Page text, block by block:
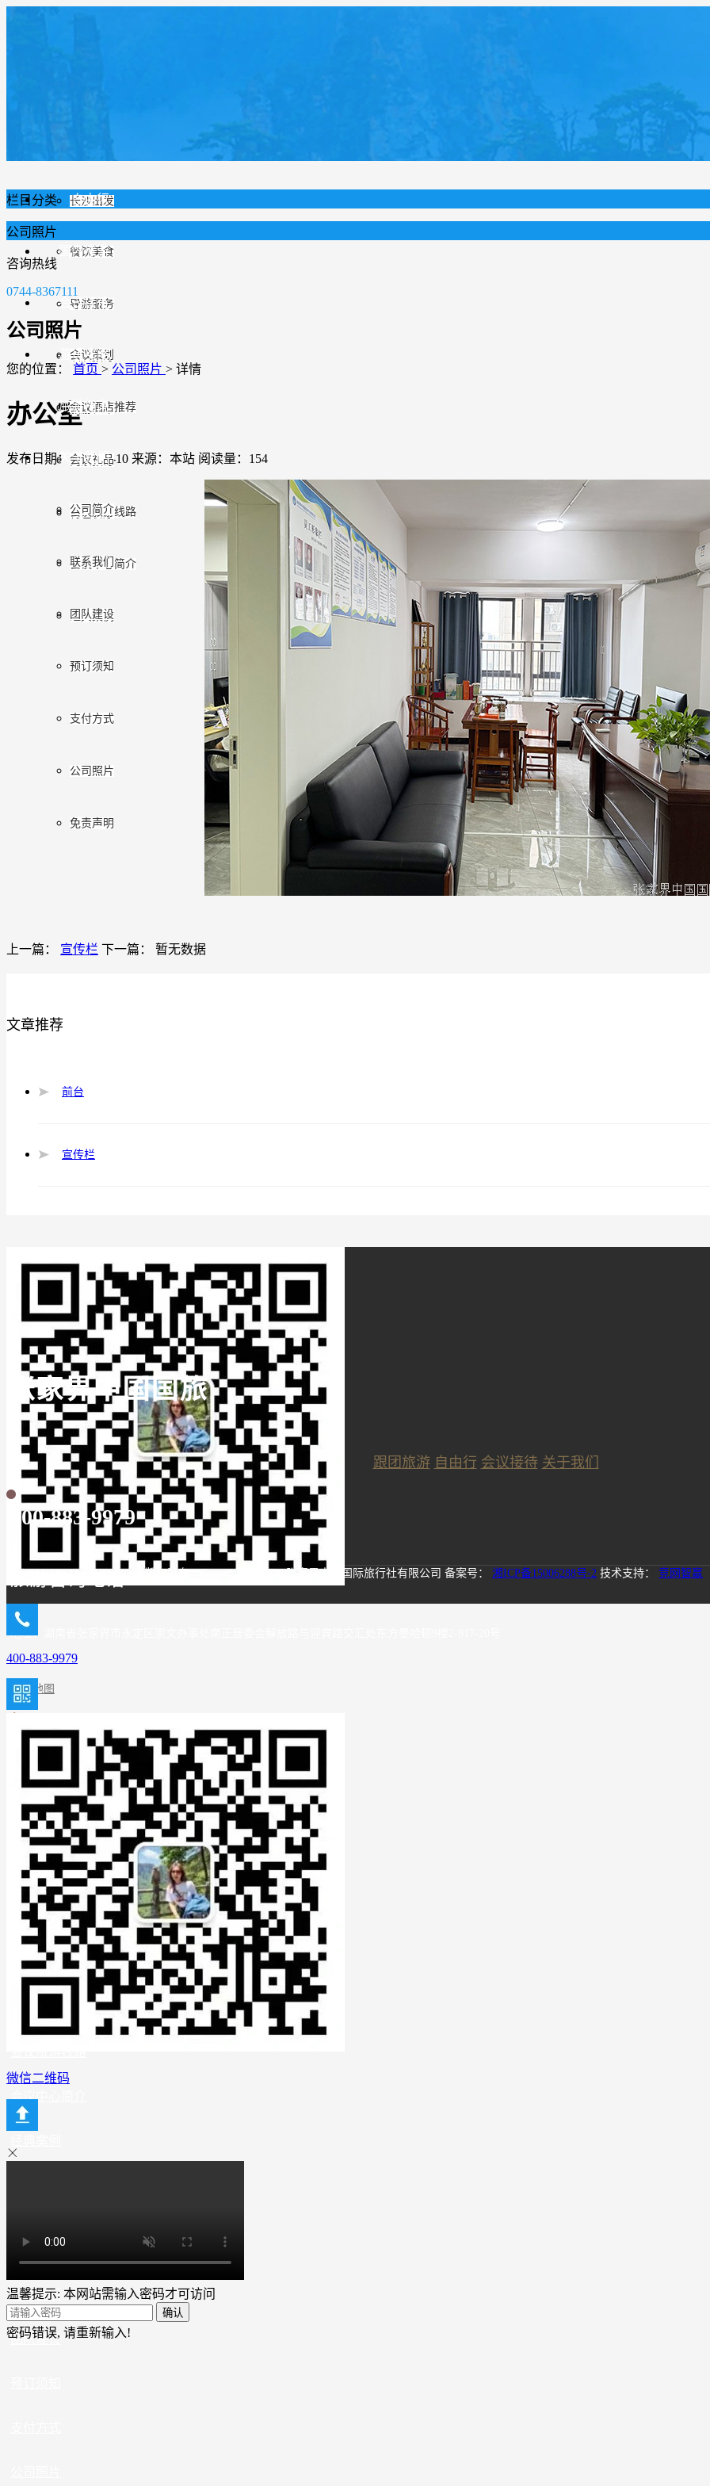
长沙出发
自由行
餐饮美食
导游服务
酒店预订
旅游租车
门票预订
特色餐厅
国内旅游
会议接待
会议策划
会议酒店推荐
会议礼品
会议旅游线路
会议中心简介
经典案例
游玩攻略
旅游指南
关于我们
公司简介
联系我们
团队建设
预订须知
支付方式
公司照片
免责声明
栏目分类
公司照片
咨询热线
0744-8367111
公司照片
您的位置： 首页 > 公司照片 > 详情
办公室
发布日期：2025-09-10 来源：本站 阅读量：154
上一篇： 宣传栏 下一篇： 暂无数据
文章推荐
前台
宣传栏
跟团旅游 自由行 会议接待 关于我们
400-883-9979
地址：湖南省张家界市永定区崇文办事处南正居委会解放路与迎宾路交汇处东方曼哈顿9楼2-917-20号
网站地图
湘公网安备 43080202000474号
张家界出发
长沙出发
会议策划
会议酒店推荐
会议中心简介
联系我们
免责声明
团队建设
版权所有：Copyright © 2026 张家界中国国际旅行社有限公司 备案号： 湘ICP备15006288号-2 技术支持： 竞网智赢
400-883-9979
微信二维码
温馨提示: 本网站需输入密码才可访问
确认
密码错误, 请重新输入!